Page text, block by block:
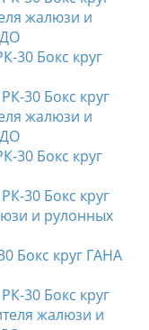
30 Бокс круг
30 Бокс круг
Бокс круг ГАНА